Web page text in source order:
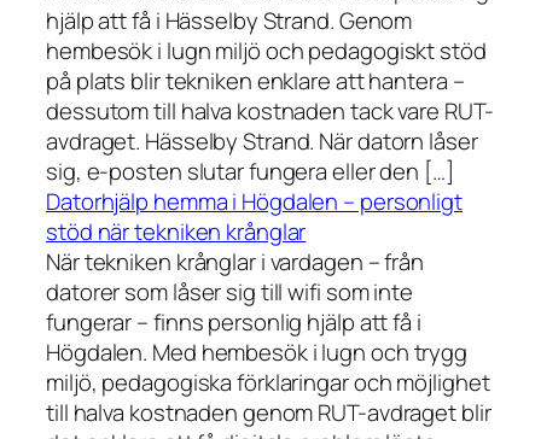
hjälp att få i Hässelby Strand. Genom
hembesök i lugn miljö och pedagogiskt stöd
på plats blir tekniken enklare att hantera –
dessutom till halva kostnaden tack vare RUT-
avdraget. Hässelby Strand. När datorn låser
sig, e-posten slutar fungera eller den […]
Datorhjälp hemma i Högdalen – personligt
stöd när tekniken krånglar
När tekniken krånglar i vardagen – från
datorer som låser sig till wifi som inte
fungerar – finns personlig hjälp att få i
Högdalen. Med hembesök i lugn och trygg
miljö, pedagogiska förklaringar och möjlighet
till halva kostnaden genom RUT-avdraget blir